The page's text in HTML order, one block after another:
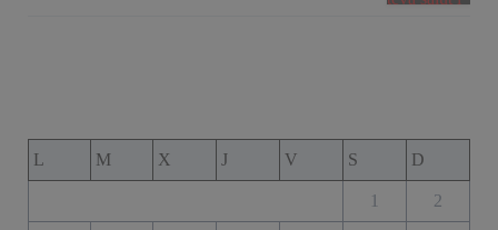
L M X J V S D
1 2